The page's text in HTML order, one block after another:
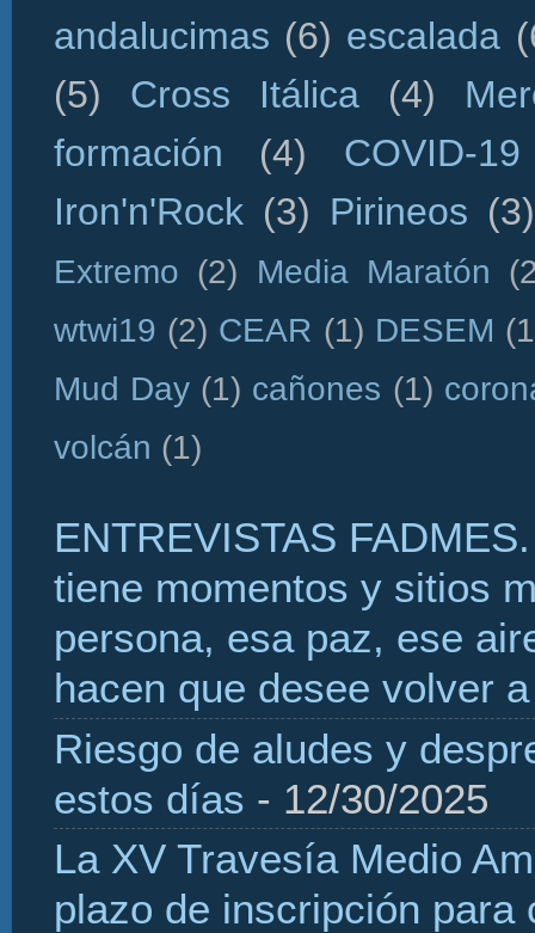
andalucimas (6) escalada
(5)
Cross Itálica (4)
formación
(4)
COVID-19
Iron'n'Rock (3) Pirineos (3)
Extremo (2) Media Maratón
wtwi19 (2) CEAR (1) DESEM
Mud Day (1) cañones (1)
volcán (1)
ENTREVISTAS
tiene momentos y sitios
persona, esa paz, ese
hacen que desee volver
Riesgo de aludes y
estos días - 12/30/2025
La XV Travesía Medio
plazo de inscripción para